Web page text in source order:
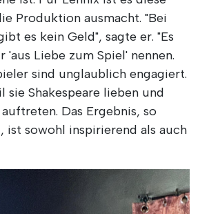
Produktion ausmacht. "Bei
es kein Geld", sagte er. "Es
'aus Liebe zum Spiel' nennen.
sind unglaublich engagiert.
sie Shakespeare lieben und
Das Ergebnis, so
ist sowohl inspirierend als auch